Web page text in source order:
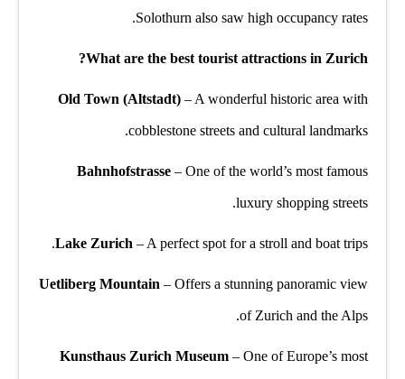
Solothurn also saw high occupancy rates.
What are the best tourist attractions in Zurich?
Old Town (Altstadt) – A wonderful historic area with
cobblestone streets and cultural landmarks.
Bahnhofstrasse – One of the world’s most famous
luxury shopping streets.
Lake Zurich – A perfect spot for a stroll and boat trips.
Uetliberg Mountain – Offers a stunning panoramic view
of Zurich and the Alps.
Kunsthaus Zurich Museum – One of Europe’s most